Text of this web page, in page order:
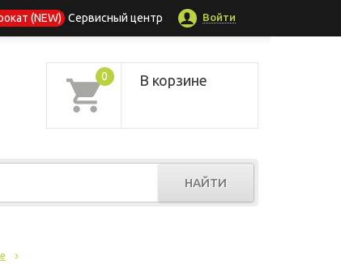
(NEW) Сервисный центр Войти
0 В корзине
НАЙТИ